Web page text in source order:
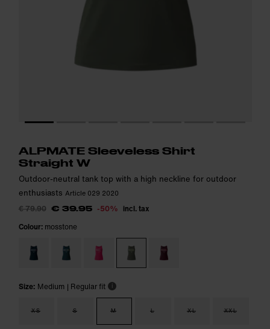
ALPMATE Sleeveless Shirt
Straight W
Outdoor-neutral tank top with a high neckline for outdoor
enthusiasts Article 029 2020
€ 79.90 € 39.95 -50% incl. tax
Colour: mosstone
Size: Medium | Regular fit i
XS S M L XL XXL